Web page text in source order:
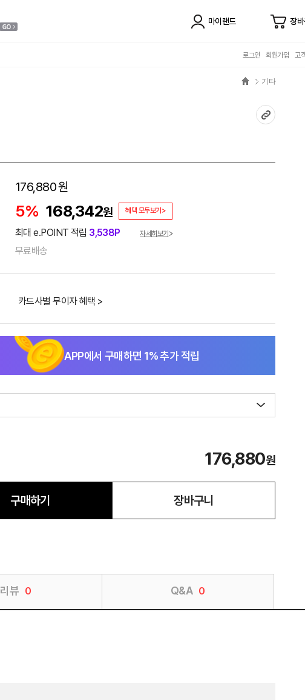
마이랜드 장
로그인 회원가입 고
기타
176,880원
5% 168,342원 혜택 모두보기>
최대 e.POINT 적립 3,538P 자세히보기
무료배송
카드사별 무이자 혜택 >
APP에서 구매하면 1% 추가 적립
176,880원
구매하기 장바구니
리뷰 0 Q&A 0